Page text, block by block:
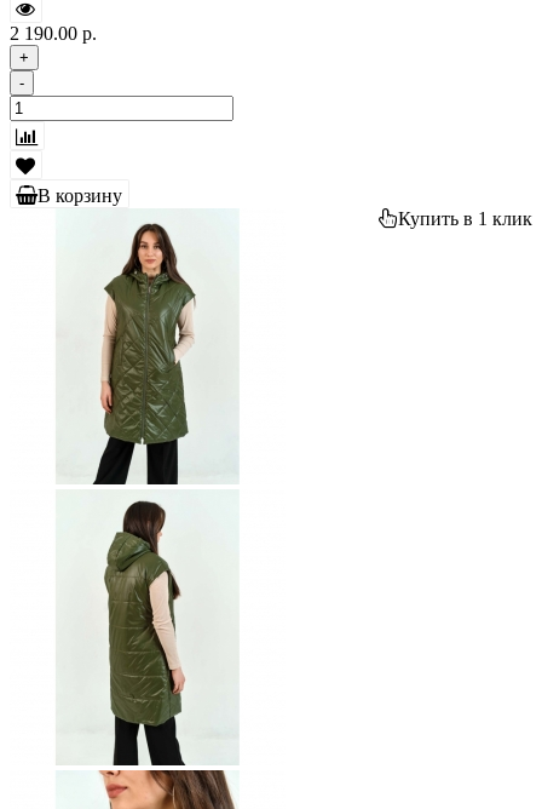
2 190.00 р.
+
-
В корзину
Купить в 1 клик